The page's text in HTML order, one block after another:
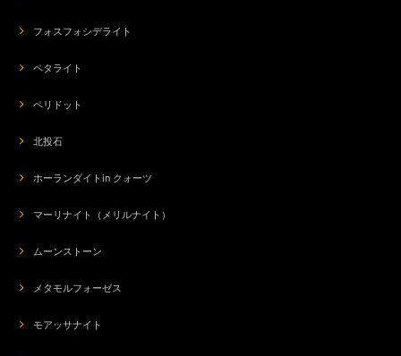
フォスフォシデライト
ペタライト
ペリドット
北投石
ホーランダイトin クォーツ
マーリナイト（メリルナイト）
ムーンストーン
メタモルフォーゼス
モアッサナイト